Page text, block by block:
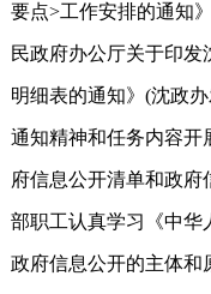
要点>工作安排的通知
民政府办公厅关于印发
明细表的通知》(沈政
通知精神和任务内容开
府信息公开清单和政
部职工认真学习《中华
政府信息公开的主体和